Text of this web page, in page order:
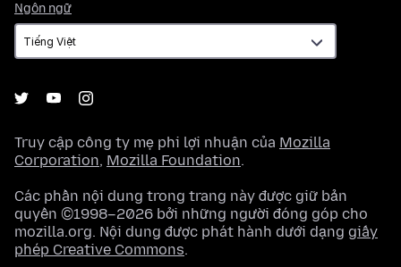
Ngôn ngữ
ngữ
Truy cập công ty mẹ phi lợi nhuận của Mozilla
Corporation, Mozilla Foundation.
Các phần nội dung trong trang này được giữ bản
quyền ©1998–2026 bởi những người đóng góp cho
mozilla.org. Nội dung được phát hành dưới dạng giấy
phép Creative Commons.